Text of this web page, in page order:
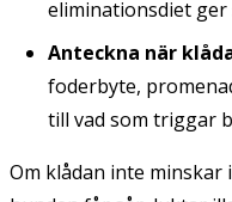
eliminationsdiet ger
Anteckna när
foderbyte,
till vad som triggar
Om klådan inte minskar